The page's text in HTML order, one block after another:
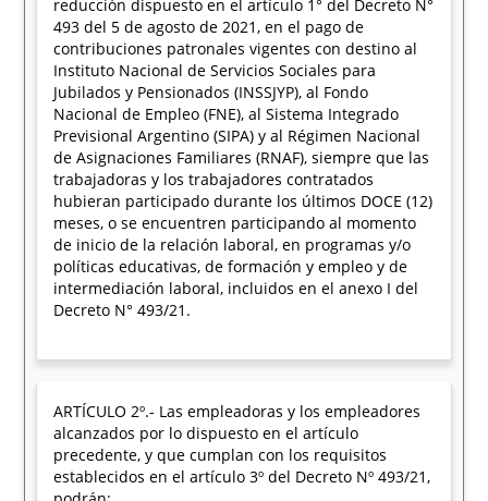
reducción dispuesto en el artículo 1° del Decreto N°
493 del 5 de agosto de 2021, en el pago de
contribuciones patronales vigentes con destino al
Instituto Nacional de Servicios Sociales para
Jubilados y Pensionados (INSSJYP), al Fondo
Nacional de Empleo (FNE), al Sistema Integrado
Previsional Argentino (SIPA) y al Régimen Nacional
de Asignaciones Familiares (RNAF), siempre que las
trabajadoras y los trabajadores contratados
hubieran participado durante los últimos DOCE (12)
meses, o se encuentren participando al momento
de inicio de la relación laboral, en programas y/o
políticas educativas, de formación y empleo y de
intermediación laboral, incluidos en el anexo I del
Decreto N° 493/21.
ARTÍCULO 2º.- Las empleadoras y los empleadores
alcanzados por lo dispuesto en el artículo
precedente, y que cumplan con los requisitos
establecidos en el artículo 3º del Decreto Nº 493/21,